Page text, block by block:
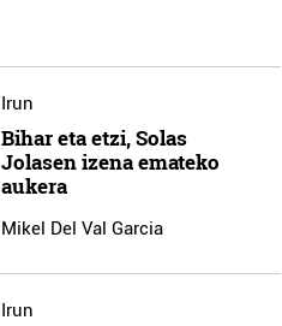
Irun
Bihar eta etzi, Solas
Jolasen izena emateko
aukera
Mikel Del Val Garcia
Irun